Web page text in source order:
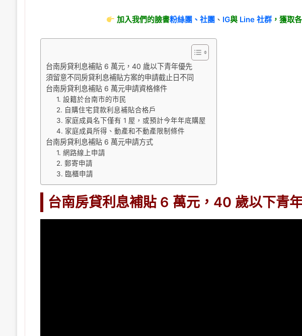
加入我們的臉書粉絲團、 社團 、 IG與 Line 社群，獲取
台南房貸利息補貼 6 萬元，40 歲以下青年優先
須留意不同房貸利息補貼方案的申請截止日不同
台南房貸利息補貼 6 萬元申請資格條件
1. 設籍於台南市的市民
2. 自購住宅貸款利息補貼合格戶
3. 家庭成員名下僅有 1 屋，或預計今年年底購屋
4. 家庭成員所得、動產和不動產限制條件
台南房貸利息補貼 6 萬元申請方式
1. 網路線上申請
2. 郵寄申請
3. 臨櫃申請
台南房貸利息補貼 6 萬元，40 歲以下青